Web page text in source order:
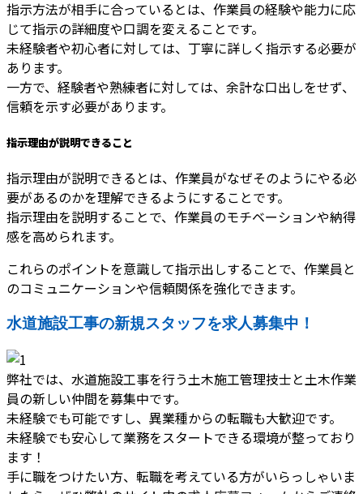
指示方法が相手に合っているとは、作業員の経験や能力に応
じて指示の詳細度や口調を変えることです。
未経験者や初心者に対しては、丁寧に詳しく指示する必要が
あります。
一方で、経験者や熟練者に対しては、余計な口出しをせず、
信頼を示す必要があります。
指示理由が説明できること
指示理由が説明できるとは、作業員がなぜそのようにやる必
要があるのかを理解できるようにすることです。
指示理由を説明することで、作業員のモチベーションや納得
感を高められます。
これらのポイントを意識して指示出しすることで、作業員と
のコミュニケーションや信頼関係を強化できます。
水道施設工事の新規スタッフを求人募集中！
弊社では、水道施設工事を行う土木施工管理技士と土木作業
員の新しい仲間を募集中です。
未経験でも可能ですし、異業種からの転職も大歓迎です。
未経験でも安心して業務をスタートできる環境が整っており
ます！
手に職をつけたい方、転職を考えている方がいらっしゃいま